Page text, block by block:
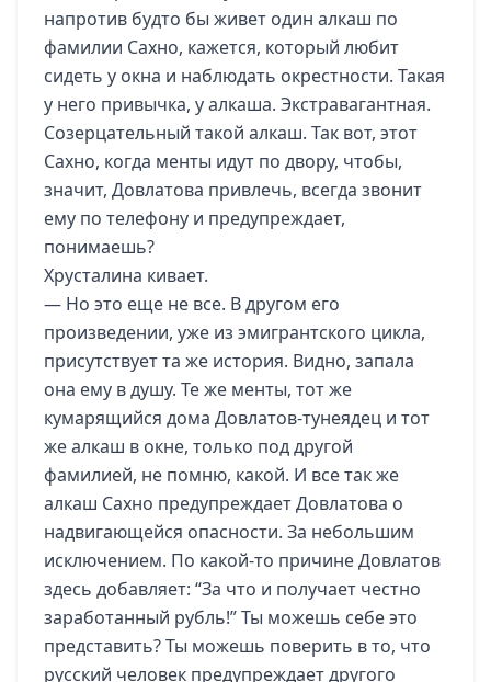
напротив будто бы живет один алкаш по
фамилии Сахно, кажется, который любит
сидеть у окна и наблюдать окрестности. Такая
у него привычка, у алкаша. Экстравагантная.
Созерцательный такой алкаш. Так вот, этот
Сахно, когда менты идут по двору, чтобы,
значит, Довлатова привлечь, всегда звонит
ему по телефону и предупреждает,
понимаешь?
Хрусталина кивает.
— Но это еще не все. В другом его
произведении, уже из эмигрантского цикла,
присутствует та же история. Видно, запала
она ему в душу. Те же менты, тот же
кумарящийся дома Довлатов-тунеядец и тот
же алкаш в окне, только под другой
фамилией, не помню, какой. И все так же
алкаш Сахно предупреждает Довлатова о
надвигающейся опасности. За небольшим
исключением. По какой-то причине Довлатов
здесь добавляет: “За что и получает честно
заработанный рубль!” Ты можешь себе это
представить? Ты можешь поверить в то, что
русский человек предупреждает другого